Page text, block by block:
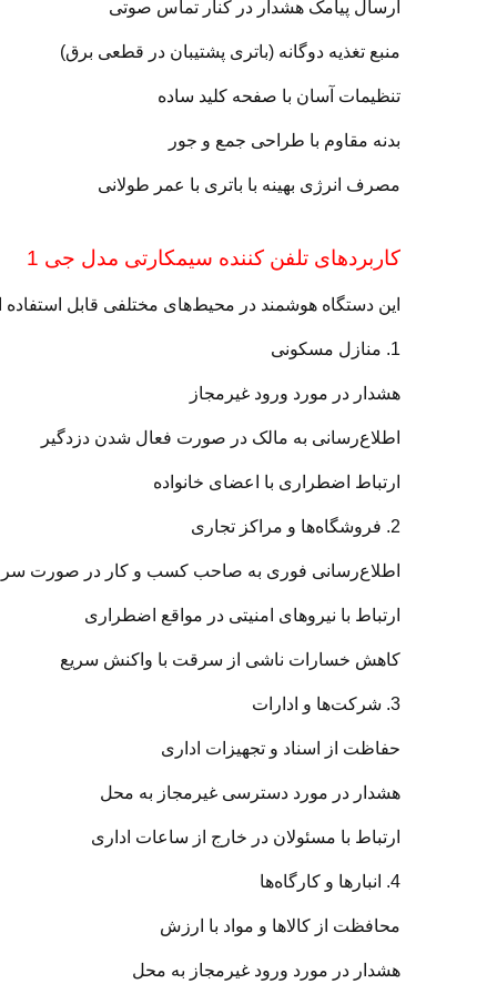
ارسال پیامک هشدار در کنار تماس صوتی
منبع تغذیه دوگانه (باتری پشتیبان در قطعی برق)
تنظیمات آسان با صفحه کلید ساده
بدنه مقاوم با طراحی جمع و جور
مصرف انرژی بهینه با باتری با عمر طولانی
کاربردهای تلفن کننده سیمکارتی مدل جی 1
این دستگاه هوشمند در محیط‌های مختلفی قابل
1. منازل مسکونی
هشدار در مورد ورود غیرمجاز
اطلاع‌رسانی به مالک در صورت فعال شدن دزدگیر
ارتباط اضطراری با اعضای خانواده
2. فروشگاه‌ها و مراکز تجاری
اطلاع‌رسانی فوری به صاحب کسب و کار در صورت
ارتباط با نیروهای امنیتی در مواقع اضطراری
کاهش خسارات ناشی از سرقت با واکنش سریع
3. شرکت‌ها و ادارات
حفاظت از اسناد و تجهیزات اداری
هشدار در مورد دسترسی غیرمجاز به محل
ارتباط با مسئولان در خارج از ساعات اداری
4. انبارها و کارگاه‌ها
محافظت از کالاها و مواد با ارزش
هشدار در مورد ورود غیرمجاز به محل